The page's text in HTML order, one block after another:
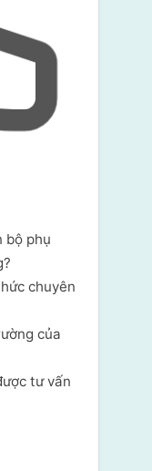
bộ phụ
chuyên
của
tư vấn